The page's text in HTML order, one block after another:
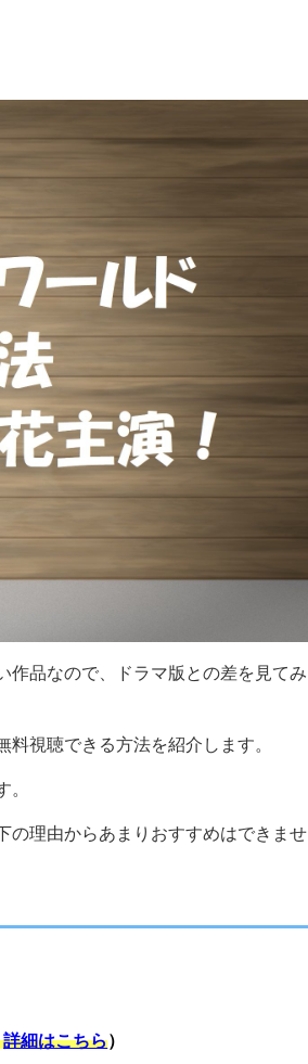
作品なので、ドラマ版との差を見てみ
視聴できる方法を紹介します。
。
の理由からあまりおすすめはできませ
詳細はこちら）